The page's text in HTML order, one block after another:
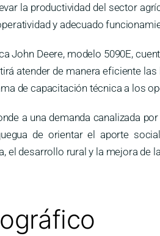
la productividad del sector
y adecuado
John Deere, modelo 5090E,
atender de manera eficiente
de capacitación técnica a los
a una demanda canalizada
de orientar el aporte
el desarrollo rural y la mejora de